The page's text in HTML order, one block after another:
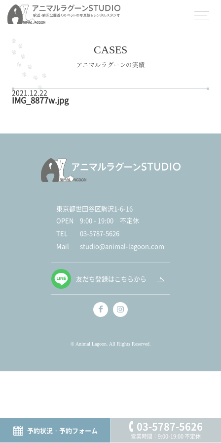
CASES
アニマルラグーンの実績
2021.12.22
IMG_8877w.jpg
東京都世田谷区駒沢1-6-16
OPEN
9:00 - 19:00 不定休
TEL
03-5787-5626
Mail
studio@animal-lagoon.com
友だち登録はこちらから
© Animal Lagoon. All Rights Reserved.
予約状況・予約フォーム 03-5787-5626
営業時間：9:00-19:00 不定休